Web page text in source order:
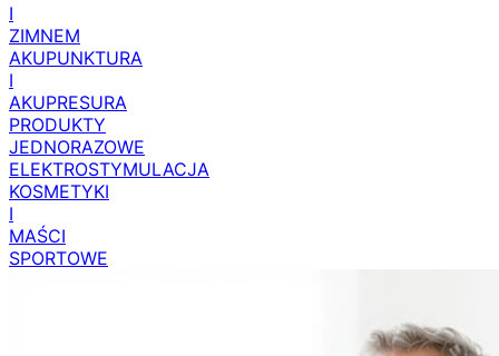
I
ZIMNEM
AKUPUNKTURA
I
AKUPRESURA
PRODUKTY
JEDNORAZOWE
ELEKTROSTYMULACJA
KOSMETYKI
I
MAŚCI
SPORTOWE